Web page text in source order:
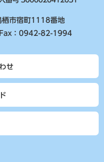
市宿町1118番地
：0942-82-1994
せ